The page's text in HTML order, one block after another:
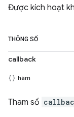
Được kích hoạt
THÔNG SỐ
callback
hàm
Tham số